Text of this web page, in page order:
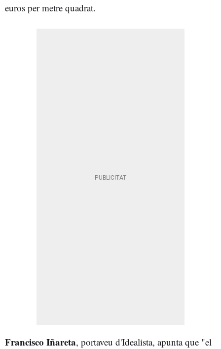
euros per metre quadrat.
Francisco Iñareta, portaveu d'Idealista, apunta que "el